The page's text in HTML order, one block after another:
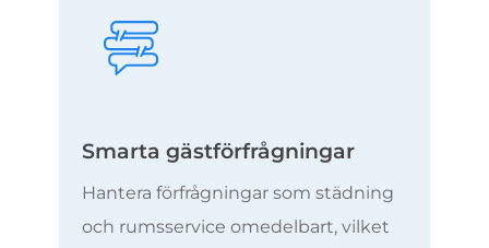
Smarta gästförfrågningar
Hantera förfrågningar som städning
och rumsservice omedelbart, vilket